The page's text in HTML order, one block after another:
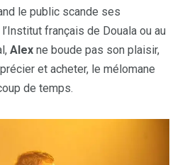
le public scande ses
français de Douala ou au
Alex ne boude pas son plaisir,
et acheter, le mélomane
de temps.